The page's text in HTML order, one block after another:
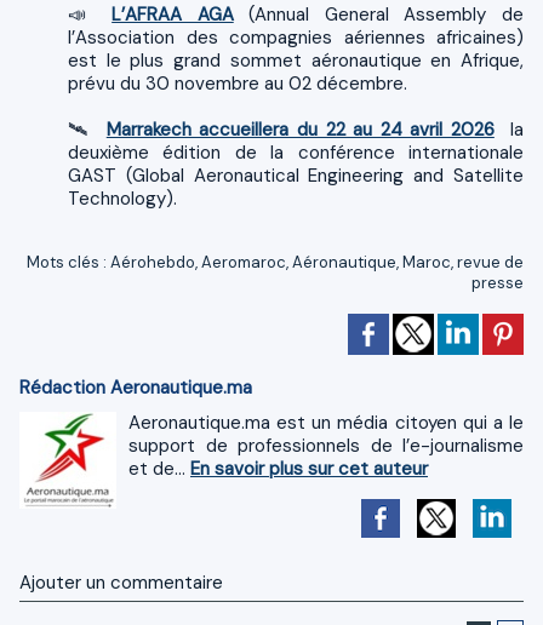
📣L’AFRAA AGA(Annual General Assembly de
l’Association des compagnies aériennes africaines)
est le plus grand sommet aéronautique en Afrique,
prévu du 30 novembre au 02 décembre.
🛰️ Marrakech accueillera du 22 au 24 avril 2026la
deuxième édition de la conférence internationale
GAST (Global Aeronautical Engineering and Satellite
Technology).
Mots clés : Aérohebdo,Aeromaroc,Aéronautique,Maroc,revue de
presse
Rédaction Aeronautique.ma
Aeronautique.ma est un média citoyen qui a le
support de professionnels de l’e-journalisme
et de... En savoir plus sur cet auteur
Ajouter un commentaire